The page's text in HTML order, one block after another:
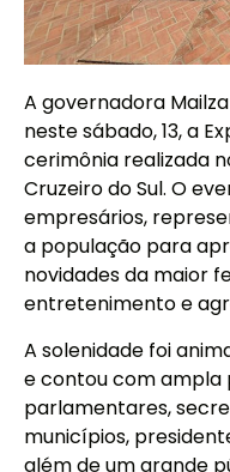
A governadora
neste sábado, 13, a
cerimônia realizada
Cruzeiro do Sul. O
empresários,
a população para
novidades da maior
entretenimento e
A solenidade foi
e contou com ampla
parlamentares,
municípios,
além de um grande